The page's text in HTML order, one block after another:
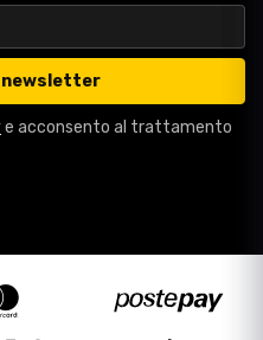
newsletter
e acconsento al trattamento